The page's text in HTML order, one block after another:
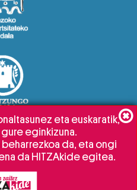
eta euskaratik,
eginkizuna.
da, eta ongi
da HITZAkide egitea.